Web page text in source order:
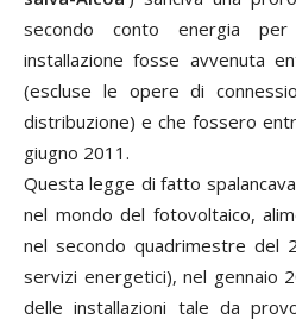
secondo conto energia
installazione fosse avvenuta
(escluse le opere di
distribuzione) e che fossero
giugno 2011.
Questa legge di fatto
nel mondo del fotovoltaico,
nel secondo quadrimestre del
servizi energetici), nel gennaio
delle installazioni tale da